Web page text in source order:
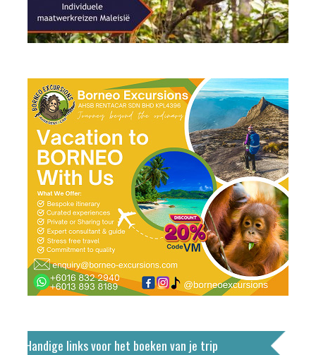
Handige links voor het boeken van je trip